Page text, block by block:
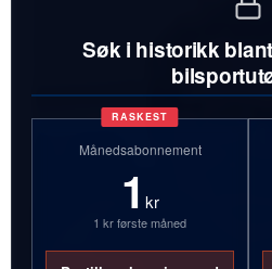
Søk i historikk
RASKEST
Månedsabonnement
1 kr
1 kr første måned